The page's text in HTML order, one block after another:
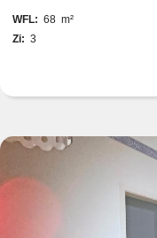
WFL: 68 m²
Zi: 3